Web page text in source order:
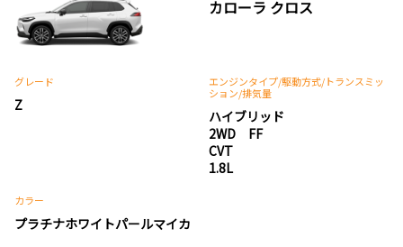
カローラ クロス
グレード
Z
エンジンタイプ/駆動方式/トランスミッ
ション/排気量
ハイブリッド
2WD FF
CVT
1.8L
カラー
プラチナホワイトパールマイカ